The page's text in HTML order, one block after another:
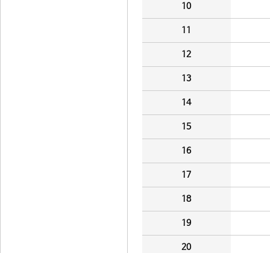
10
11
12
13
14
15
16
17
18
19
20